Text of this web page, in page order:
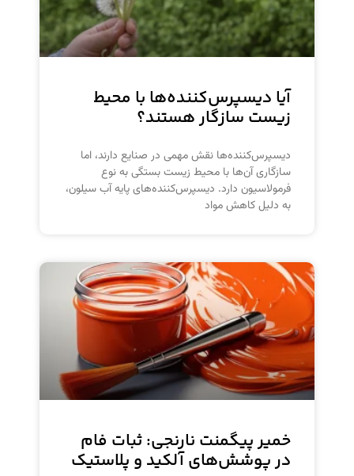
آیا دیسپرس‌کننده‌ها با محیط
زیست سازگار هستند؟
دیسپرس‌کننده‌ها نقش مهمی در صنایع دارند، اما
سازگاری آن‌ها با محیط زیست بستگی به نوع
فرمولاسیون دارد. دیسپرس‌کننده‌های پایه آب سیلون،
به دلیل کاهش مواد
خمیر پیگمنت نارنجی: ثبات فام
در پوشش‌های آلکید و پلاستیک